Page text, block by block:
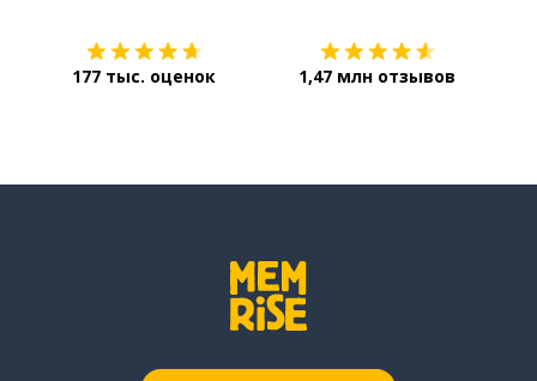
177 тыс. оценок 1,47 млн отзывов